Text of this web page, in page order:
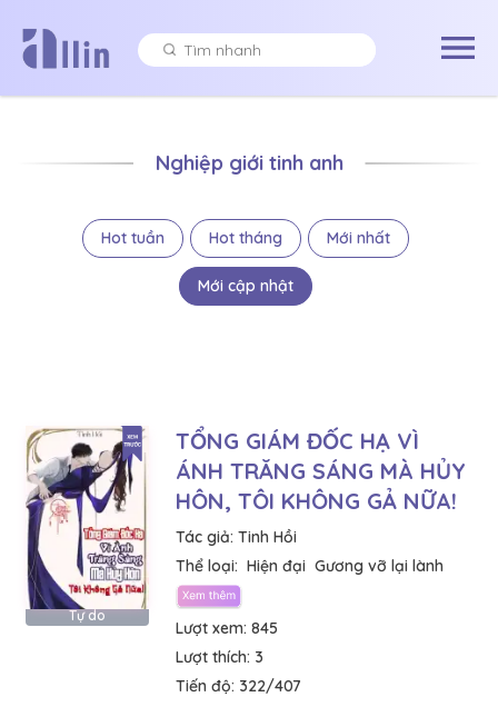
Nghiệp giới tinh anh
Hot tuần Hot tháng Mới nhất
Mới cập nhật
Tự do
TỔNG GIÁM ĐỐC HẠ VÌ
ÁNH TRĂNG SÁNG MÀ HỦY
HÔN, TÔI KHÔNG GẢ NỮA!
Tác giả: Tinh Hồi
Thể loại: Hiện đại Gương vỡ lại lành
Lượt xem: 845
Lượt thích: 3
Tiến độ: 322/407